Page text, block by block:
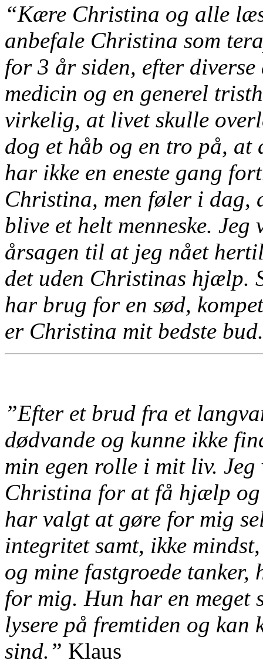
“Kære Christina og alle
anbefale Christina som
for 3 år siden, efter
medicin og en generel
virkelig, at livet skulle
dog et håb og en tro på, at
har ikke en eneste gang
Christina, men føler i dag,
blive et helt menneske. Jeg
årsagen til at jeg nået
det uden Christinas hjælp.
har brug for en sød,
er Christina mit bedste
”Efter et brud fra et
dødvande og kunne ikke
min egen rolle i mit liv.
Christina for at få hjælp og
har valgt at gøre for mig
integritet samt, ikke
og mine fastgroede
for mig. Hun har en meget
lysere på fremtiden og kan
sind.” Klaus